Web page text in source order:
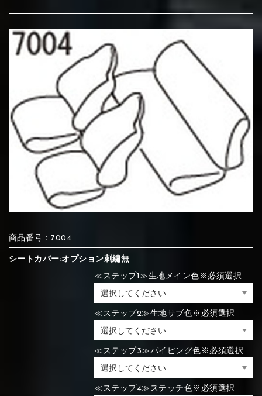
④Brown ⑤Dark Brown ⑥Yellow
⑦Blue ⑧Orange ⑨Pink
⑩White ⑪Black ⑫Ivory
④Brown ⑤Dark Brown
⑦Blue ⑧Orange ⑨Pink
⑭Caramel ⑮Wine red
①Beige ②Gray ③Red
④Brown ⑤Dark Brown
⑦Blue
⑪Black ⑫Ivory
⑭Caramel ⑮Wine red
①Black ②Gray ③Light gray
④Beige ⑤Ivory ⑥Red
⑦Wine-red ⑧Yellow ⑨Orange
⑪Blue ⑫Aqua blue
⑭Pink ⑮Rose pink
①Black ②Gray ③Light gray
④Beige ⑤Ivory ⑥Red
⑪Blue ⑫Aqua blue
⑭Pink ⑮Rose pink
商品番号：7004
シートカバー:オプション刺繡無
≪ステップ1≫生地メイン色※必須選択
≪ステップ2≫生地サブ色※必須選択
≪ステップ3≫パイピング色※必須選択
≪ステップ4≫ステッチ色※必須選択